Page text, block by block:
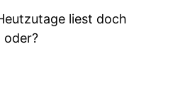
liest doch
oder?